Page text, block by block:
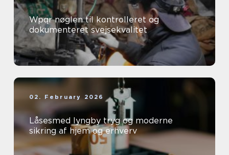
Wpqr nøglen til kontrolleret og
dokumenteret svejsekvalitet
02. February 2026
Låsesmed lyngby tryg og moderne
sikring af hjem og erhverv